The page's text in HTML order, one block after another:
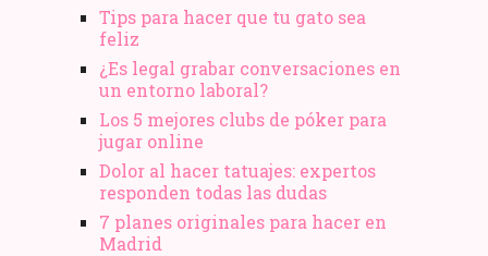
Tips para hacer que tu gato sea
feliz
¿Es legal grabar conversaciones en
un entorno laboral?
Los 5 mejores clubs de póker para
jugar online
Dolor al hacer tatuajes: expertos
responden todas las dudas
7 planes originales para hacer en
Madrid